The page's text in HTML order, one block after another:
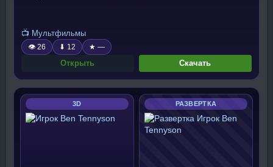
📺 Мультфильмы
👁 26 ⬇ 12 ★ —
Открыть Скачать
3D РАЗВЕРТКА